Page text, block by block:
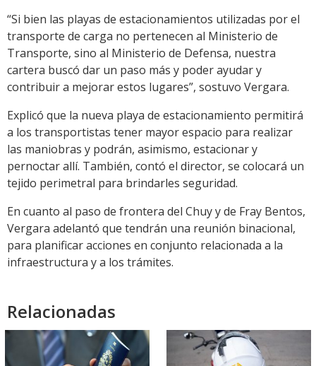
“Si bien las playas de estacionamientos utilizadas por el
transporte de carga no pertenecen al Ministerio de
Transporte, sino al Ministerio de Defensa, nuestra
cartera buscó dar un paso más y poder ayudar y
contribuir a mejorar estos lugares”, sostuvo Vergara.
Explicó que la nueva playa de estacionamiento permitirá
a los transportistas tener mayor espacio para realizar
las maniobras y podrán, asimismo, estacionar y
pernoctar allí. También, contó el director, se colocará un
tejido perimetral para brindarles seguridad.
En cuanto al paso de frontera del Chuy y de Fray Bentos,
Vergara adelantó que tendrán una reunión binacional,
para planificar acciones en conjunto relacionada a la
infraestructura y a los trámites.
Relacionadas